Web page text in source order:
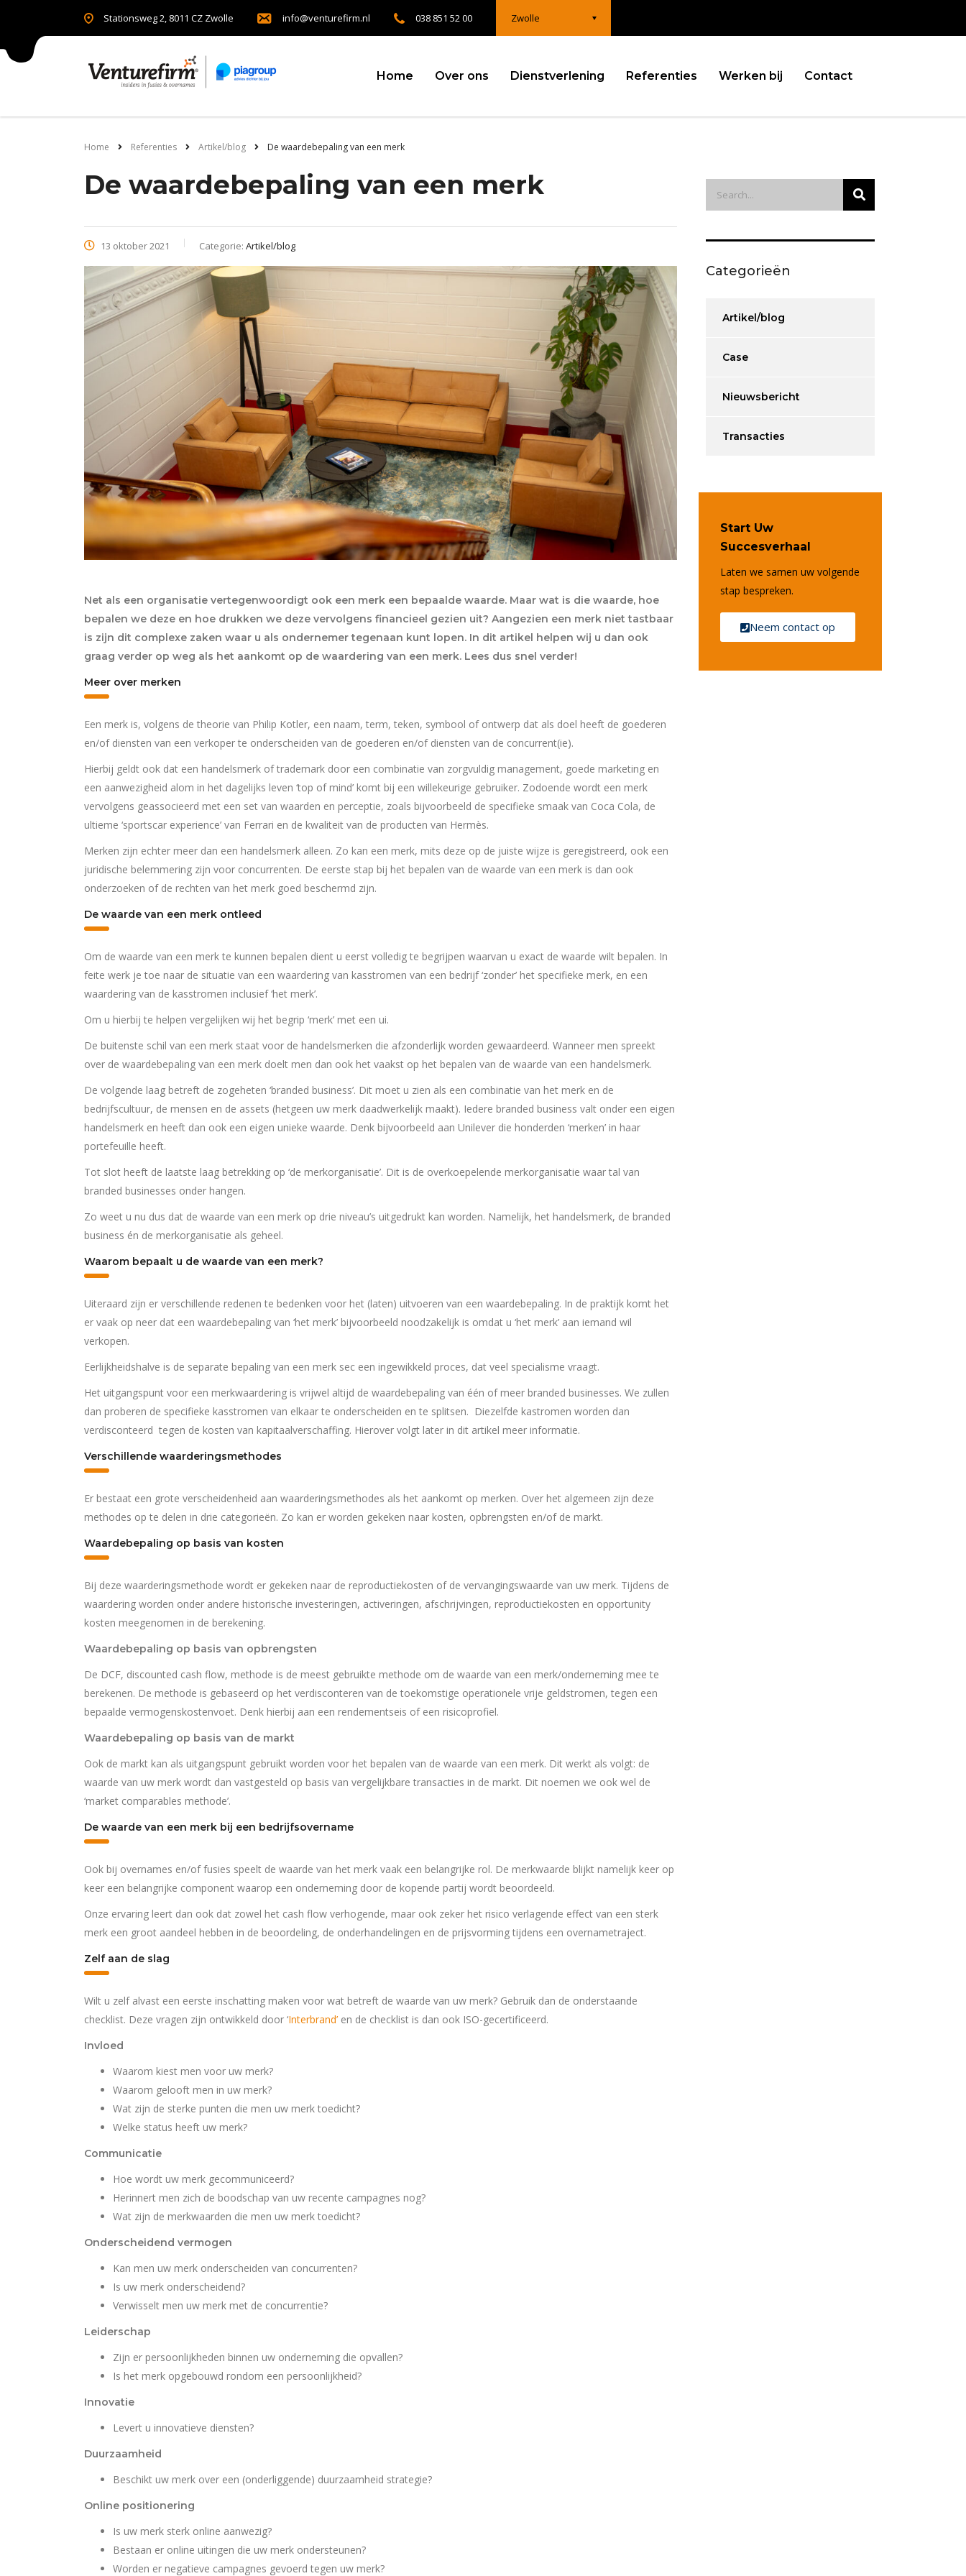
Zwolle
Stationsweg 2, 8011 CZ Zwolle info@venturefirm.nl 038 851 52 00
Home Over ons Dienstverlening Referenties Werken bij Contact
Home Referenties Artikel/blog De waardebepaling van een merk
De waardebepaling van een merk
13 oktober 2021 Categorie: Artikel/blog
Net als een organisatie vertegenwoordigt ook een merk een bepaalde waarde. Maar wat is die waarde, hoe
bepalen we deze en hoe drukken we deze vervolgens financieel gezien uit? Aangezien een merk niet tastbaar
is zijn dit complexe zaken waar u als ondernemer tegenaan kunt lopen. In dit artikel helpen wij u dan ook
graag verder op weg als het aankomt op de waardering van een merk. Lees dus snel verder!
Meer over merken
Een merk is, volgens de theorie van Philip Kotler, een naam, term, teken, symbool of ontwerp dat als doel heeft de goederen
en/of diensten van een verkoper te onderscheiden van de goederen en/of diensten van de concurrent(ie).
Hierbij geldt ook dat een handelsmerk of trademark door een combinatie van zorgvuldig management, goede marketing en
een aanwezigheid alom in het dagelijks leven ‘top of mind’ komt bij een willekeurige gebruiker. Zodoende wordt een merk
vervolgens geassocieerd met een set van waarden en perceptie, zoals bijvoorbeeld de specifieke smaak van Coca Cola, de
ultieme ‘sportscar experience’ van Ferrari en de kwaliteit van de producten van Hermès.
Merken zijn echter meer dan een handelsmerk alleen. Zo kan een merk, mits deze op de juiste wijze is geregistreerd, ook een
juridische belemmering zijn voor concurrenten. De eerste stap bij het bepalen van de waarde van een merk is dan ook
onderzoeken of de rechten van het merk goed beschermd zijn.
De waarde van een merk ontleed
Om de waarde van een merk te kunnen bepalen dient u eerst volledig te begrijpen waarvan u exact de waarde wilt bepalen. In
feite werk je toe naar de situatie van een waardering van kasstromen van een bedrijf ‘zonder’ het specifieke merk, en een
waardering van de kasstromen inclusief ‘het merk’.
Om u hierbij te helpen vergelijken wij het begrip ‘merk’ met een ui.
De buitenste schil van een merk staat voor de handelsmerken die afzonderlijk worden gewaardeerd. Wanneer men spreekt
over de waardebepaling van een merk doelt men dan ook het vaakst op het bepalen van de waarde van een handelsmerk.
De volgende laag betreft de zogeheten ‘branded business’. Dit moet u zien als een combinatie van het merk en de
bedrijfscultuur, de mensen en de assets (hetgeen uw merk daadwerkelijk maakt). Iedere branded business valt onder een eigen
handelsmerk en heeft dan ook een eigen unieke waarde. Denk bijvoorbeeld aan Unilever die honderden ‘merken’ in haar
portefeuille heeft.
Tot slot heeft de laatste laag betrekking op ‘de merkorganisatie’. Dit is de overkoepelende merkorganisatie waar tal van
branded businesses onder hangen.
Zo weet u nu dus dat de waarde van een merk op drie niveau’s uitgedrukt kan worden. Namelijk, het handelsmerk, de branded
business én de merkorganisatie als geheel.
Waarom bepaalt u de waarde van een merk?
Uiteraard zijn er verschillende redenen te bedenken voor het (laten) uitvoeren van een waardebepaling. In de praktijk komt het
er vaak op neer dat een waardebepaling van ‘het merk’ bijvoorbeeld noodzakelijk is omdat u ‘het merk’ aan iemand wil
verkopen.
Eerlijkheidshalve is de separate bepaling van een merk sec een ingewikkeld proces, dat veel specialisme vraagt.
Het uitgangspunt voor een merkwaardering is vrijwel altijd de waardebepaling van één of meer branded businesses. We zullen
dan proberen de specifieke kasstromen van elkaar te onderscheiden en te splitsen. Diezelfde kastromen worden dan
verdisconteerd tegen de kosten van kapitaalverschaffing. Hierover volgt later in dit artikel meer informatie.
Verschillende waarderingsmethodes
Er bestaat een grote verscheidenheid aan waarderingsmethodes als het aankomt op merken. Over het algemeen zijn deze
methodes op te delen in drie categorieën. Zo kan er worden gekeken naar kosten, opbrengsten en/of de markt.
Waardebepaling op basis van kosten
Bij deze waarderingsmethode wordt er gekeken naar de reproductiekosten of de vervangingswaarde van uw merk. Tijdens de
waardering worden onder andere historische investeringen, activeringen, afschrijvingen, reproductiekosten en opportunity
kosten meegenomen in de berekening.
Waardebepaling op basis van opbrengsten
De DCF, discounted cash flow, methode is de meest gebruikte methode om de waarde van een merk/onderneming mee te
berekenen. De methode is gebaseerd op het verdisconteren van de toekomstige operationele vrije geldstromen, tegen een
bepaalde vermogenskostenvoet. Denk hierbij aan een rendementseis of een risicoprofiel.
Waardebepaling op basis van de markt
Ook de markt kan als uitgangspunt gebruikt worden voor het bepalen van de waarde van een merk. Dit werkt als volgt: de
waarde van uw merk wordt dan vastgesteld op basis van vergelijkbare transacties in de markt. Dit noemen we ook wel de
‘market comparables methode’.
De waarde van een merk bij een bedrijfsovername
Ook bij overnames en/of fusies speelt de waarde van het merk vaak een belangrijke rol. De merkwaarde blijkt namelijk keer op
keer een belangrijke component waarop een onderneming door de kopende partij wordt beoordeeld.
Onze ervaring leert dan ook dat zowel het cash flow verhogende, maar ook zeker het risico verlagende effect van een sterk
merk een groot aandeel hebben in de beoordeling, de onderhandelingen en de prijsvorming tijdens een overnametraject.
Zelf aan de slag
Wilt u zelf alvast een eerste inschatting maken voor wat betreft de waarde van uw merk? Gebruik dan de onderstaande
checklist. Deze vragen zijn ontwikkeld door ‘Interbrand’ en de checklist is dan ook ISO-gecertificeerd.
Invloed
Waarom kiest men voor uw merk?
Waarom gelooft men in uw merk?
Wat zijn de sterke punten die men uw merk toedicht?
Welke status heeft uw merk?
Communicatie
Hoe wordt uw merk gecommuniceerd?
Herinnert men zich de boodschap van uw recente campagnes nog?
Wat zijn de merkwaarden die men uw merk toedicht?
Onderscheidend vermogen
Kan men uw merk onderscheiden van concurrenten?
Is uw merk onderscheidend?
Verwisselt men uw merk met de concurrentie?
Leiderschap
Zijn er persoonlijkheden binnen uw onderneming die opvallen?
Is het merk opgebouwd rondom een persoonlijkheid?
Innovatie
Levert u innovatieve diensten?
Duurzaamheid
Beschikt uw merk over een (onderliggende) duurzaamheid strategie?
Online positionering
Is uw merk sterk online aanwezig?
Bestaan er online uitingen die uw merk ondersteunen?
Worden er negatieve campagnes gevoerd tegen uw merk?
Categorieën
Artikel/blog
Case
Nieuwsbericht
Transacties
Start Uw
Succesverhaal
Laten we samen uw volgende
stap bespreken.
Neem contact op